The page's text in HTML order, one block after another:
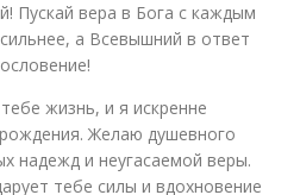
Пускай вера в Бога с каждым
а Всевышний в ответ
жизнь, и я искренне
Желаю душевного
надежд и неугасаемой веры.
тебе силы и вдохновение